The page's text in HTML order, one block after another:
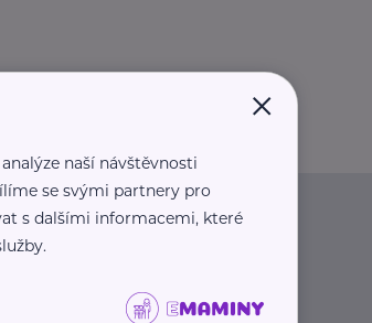
×
naší návštěvnosti
se svými partnery pro
s dalšími informacemi, které